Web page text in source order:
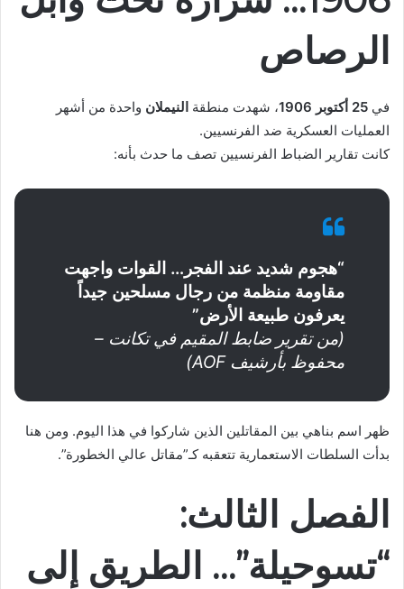
الرصاص
في 25 أكتوبر 1906 ، شهدت منطقة النيملان واحدة من أشهر
العمليات العسكرية ضد الفرنسيين.
كانت تقارير الضباط الفرنسيين تصف ما حدث بأنه:
“هجوم شديد عند الفجر… القوات واجهت
مقاومة منظمة من رجال مسلحين جيداً
يعرفون طبيعة الأرض”
(من تقرير ضابط المقيم في تكانت –
محفوظ بأرشيف AOF)
ظهر اسم بناهي بين المقاتلين الذين شاركوا في هذا اليوم. ومن هنا
بدأت السلطات الاستعمارية تتعقبه كـ”مقاتل عالي الخطورة”.
الفصل الثالث:
“تسوحيلة”… الطريق إلى